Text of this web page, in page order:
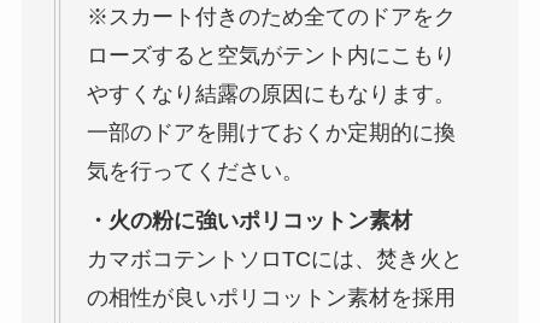
※スカート付きのため全てのドアをク
ローズすると空気がテント内にこもり
やすくなり結露の原因にもなります。
一部のドアを開けておくか定期的に換
気を行ってください。
・火の粉に強いポリコットン素材
カマボコテントソロTCには、焚き火と
の相性が良いポリコットン素材を採用